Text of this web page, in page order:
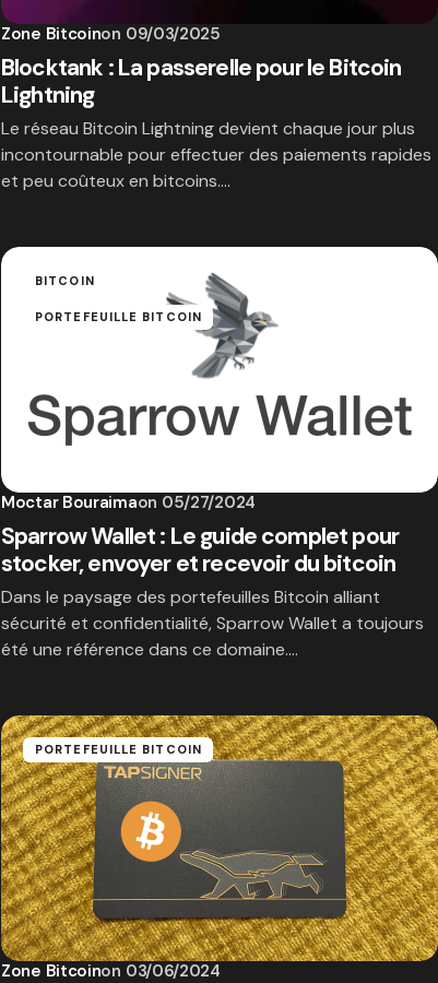
Zone Bitcoinon 09/03/2025
Blocktank : La passerelle pour le Bitcoin
Lightning
Le réseau Bitcoin Lightning devient chaque jour plus
incontournable pour effectuer des paiements rapides
et peu coûteux en bitcoins.…
BITCOIN
PORTEFEUILLE BITCOIN
Moctar Bouraimaon 05/27/2024
Sparrow Wallet : Le guide complet pour
stocker, envoyer et recevoir du bitcoin
Dans le paysage des portefeuilles Bitcoin alliant
sécurité et confidentialité, Sparrow Wallet a toujours
été une référence dans ce domaine.…
PORTEFEUILLE BITCOIN
Zone Bitcoinon 03/06/2024